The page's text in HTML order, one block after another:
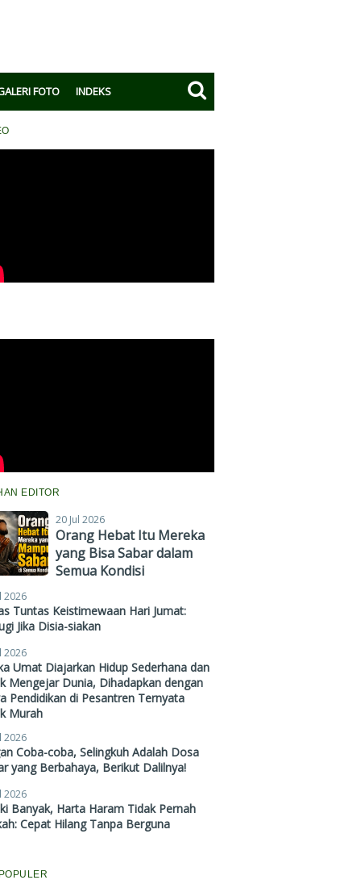
FOTO INDEKS
EDITOR
20 Jul 2026
Orang Hebat Itu Mereka
yang Bisa Sabar dalam
Semua Kondisi
2026
Tuntas Keistimewaan Hari Jumat:
Jika Disia-siakan
2026
Umat Diajarkan Hidup Sederhana dan
Mengejar Dunia, Dihadapkan dengan
Pendidikan di Pesantren Ternyata
Murah
2026
Coba-coba, Selingkuh Adalah Dosa
yang Berbahaya, Berikut Dalilnya!
2026
Banyak, Harta Haram Tidak Pernah
Cepat Hilang Tanpa Berguna